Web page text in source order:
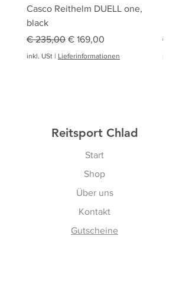
Casco Reithelm DUELL one,
black
Standardpreis
€ 235,00 Sale-Preis
€ 169,00
inkl. USt | Lieferinformationen
€
Reitsport Chlad
Start
Shop
Über uns
Kontakt
Gutscheine